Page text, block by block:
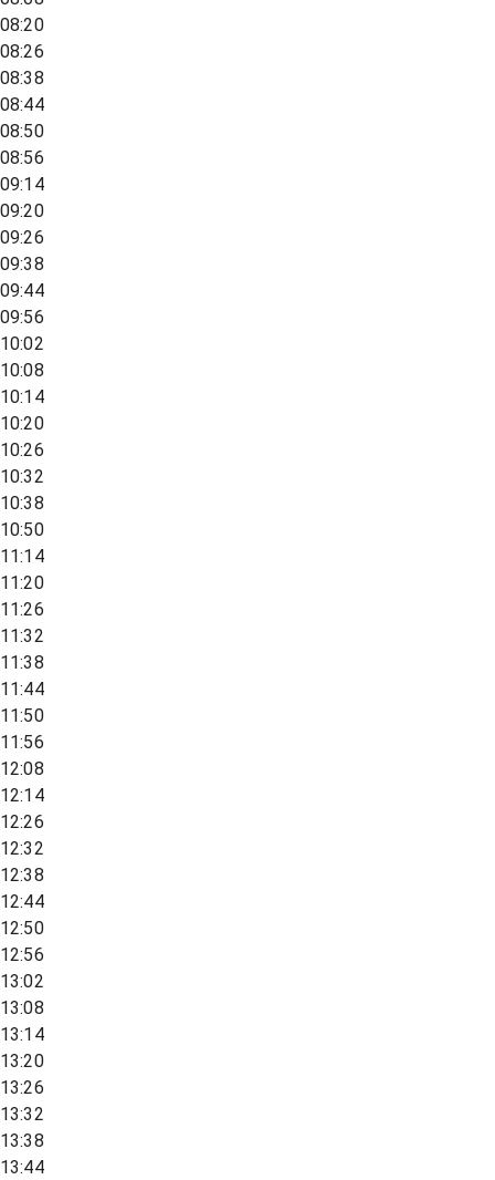
08:20
08:26
08:38
08:44
08:50
08:56
09:14
09:20
09:26
09:38
09:44
09:56
10:02
10:08
10:14
10:20
10:26
10:32
10:38
10:50
11:14
11:20
11:26
11:32
11:38
11:44
11:50
11:56
12:08
12:14
12:26
12:32
12:38
12:44
12:50
12:56
13:02
13:08
13:14
13:20
13:26
13:32
13:38
13:44